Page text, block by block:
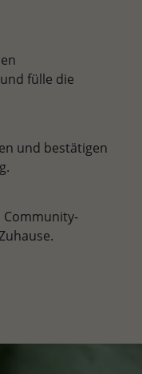
fülle die
und bestätigen
Community-